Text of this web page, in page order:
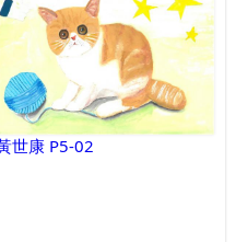
世康 P5-02